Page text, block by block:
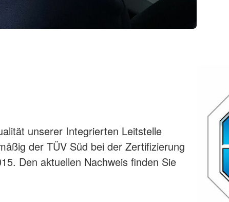
unserer Integrierten Leitstelle
der TÜV Süd bei der Zertifizierung
Den aktuellen Nachweis finden Sie